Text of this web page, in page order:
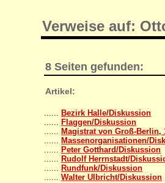
Verweise auf:
8 Seiten gefunden:
Artikel:
...... Bezirk Halle/Diskussion
...... Flaggen/Diskussion
...... Magistrat von Groß-Berlin,
...... Massenorganisationen/
...... Peter Gotthard/Diskussion
...... Rudolf Herrnstadt/
...... Rundfunk/Diskussion
......Walter Ulbricht/Diskussion